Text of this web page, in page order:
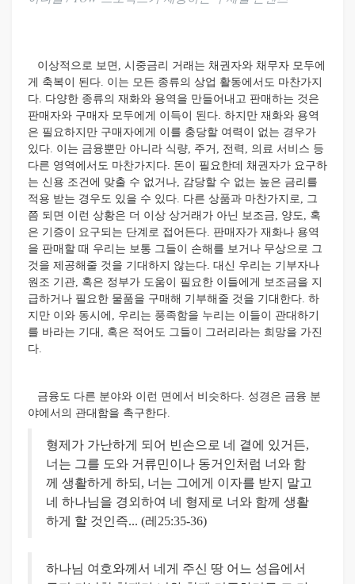
이상적으로 보면, 시중금리 거래는 채권자와 채무자 모두에
게 축복이 된다. 이는 모든 종류의 상업 활동에서도 마찬가지
다. 다양한 종류의 재화와 용역을 만들어내고 판매하는 것은
판매자와 구매자 모두에게 이득이 된다. 하지만 재화와 용역
은 필요하지만 구매자에게 이를 충당할 여력이 없는 경우가
있다. 이는 금융뿐만 아니라 식량, 주거, 전력, 의료 서비스 등
다른 영역에서도 마찬가지다. 돈이 필요한데 채권자가 요구하
는 신용 조건에 맞출 수 없거나, 감당할 수 없는 높은 금리를
적용 받는 경우도 있을 수 있다. 다른 상품과 마찬가지로, 그
쯤 되면 이런 상황은 더 이상 상거래가 아닌 보조금, 양도, 혹
은 기증이 요구되는 단계로 접어든다. 판매자가 재화나 용역
을 판매할 때 우리는 보통 그들이 손해를 보거나 무상으로 그
것을 제공해줄 것을 기대하지 않는다. 대신 우리는 기부자나
원조 기관, 혹은 정부가 도움이 필요한 이들에게 보조금을 지
급하거나 필요한 물품을 구매해 기부해줄 것을 기대한다. 하
지만 이와 동시에, 우리는 풍족함을 누리는 이들이 관대하기
를 바라는 기대, 혹은 적어도 그들이 그러리라는 희망을 가진
다.
금융도 다른 분야와 이런 면에서 비슷하다. 성경은 금융 분
야에서의 관대함을 촉구한다.
형제가 가난하게 되어 빈손으로 네 곁에 있거든,
너는 그를 도와 거류민이나 동거인처럼 너와 함
께 생활하게 하되, 너는 그에게 이자를 받지 말고
네 하나님을 경외하여 네 형제로 너와 함께 생활
하게 할 것인즉... (레25:35-36)
하나님 여호와께서 네게 주신 땅 어느 성읍에서